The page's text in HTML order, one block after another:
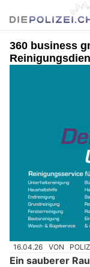
360 business
16.04.26 VON
Ein sauberer